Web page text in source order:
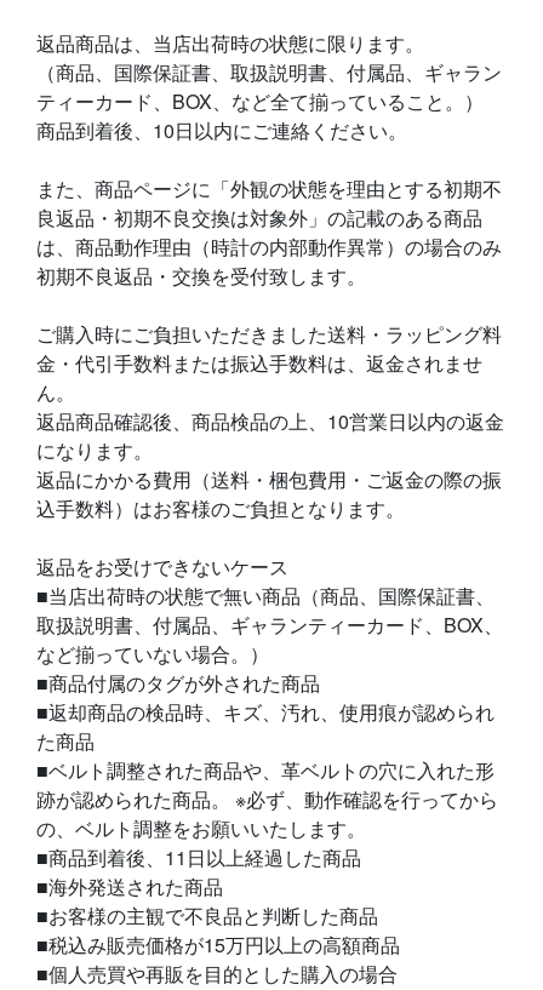
返品商品は、当店出荷時の状態に限ります。
（商品、国際保証書、取扱説明書、付属品、ギャラン
ティーカード、BOX、など全て揃っていること。）
商品到着後、10日以内にご連絡ください。
また、商品ページに「外観の状態を理由とする初期不
良返品・初期不良交換は対象外」の記載のある商品
は、商品動作理由（時計の内部動作異常）の場合のみ
初期不良返品・交換を受付致します。
ご購入時にご負担いただきました送料・ラッピング料
金・代引手数料または振込手数料は、返金されませ
ん。
返品商品確認後、商品検品の上、10営業日以内の返金
になります。
返品にかかる費用（送料・梱包費用・ご返金の際の振
込手数料）はお客様のご負担となります。
返品をお受けできないケース
■当店出荷時の状態で無い商品（商品、国際保証書、
取扱説明書、付属品、ギャランティーカード、BOX、
など揃っていない場合。）
■商品付属のタグが外された商品
■返却商品の検品時、キズ、汚れ、使用痕が認められ
た商品
■ベルト調整された商品や、革ベルトの穴に入れた形
跡が認められた商品。 ※必ず、動作確認を行ってから
の、ベルト調整をお願いいたします。
■商品到着後、11日以上経過した商品
■海外発送された商品
■お客様の主観で不良品と判断した商品
■税込み販売価格が15万円以上の高額商品
■個人売買や再販を目的とした購入の場合